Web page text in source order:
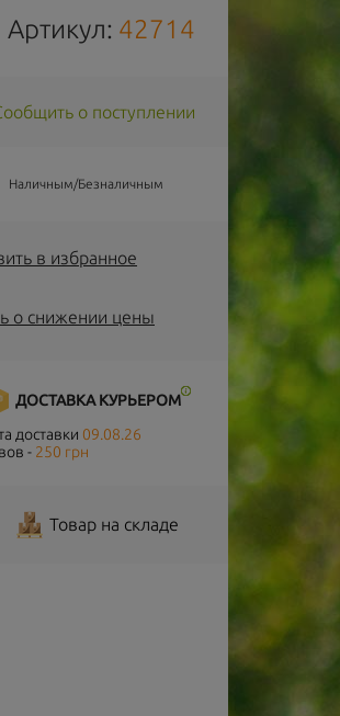
Артикул: 42714
о поступлении
Наличным/Безналичным
в избранное
о снижении цены
ДОСТАВКА КУРЬЕРОМ
доставки 09.08.26
- 250 грн
Товар на складе